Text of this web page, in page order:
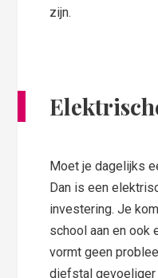
zijn.
Moet je dagelijks
Dan is een
investering. Je
school aan en ook
vormt geen
diefstal